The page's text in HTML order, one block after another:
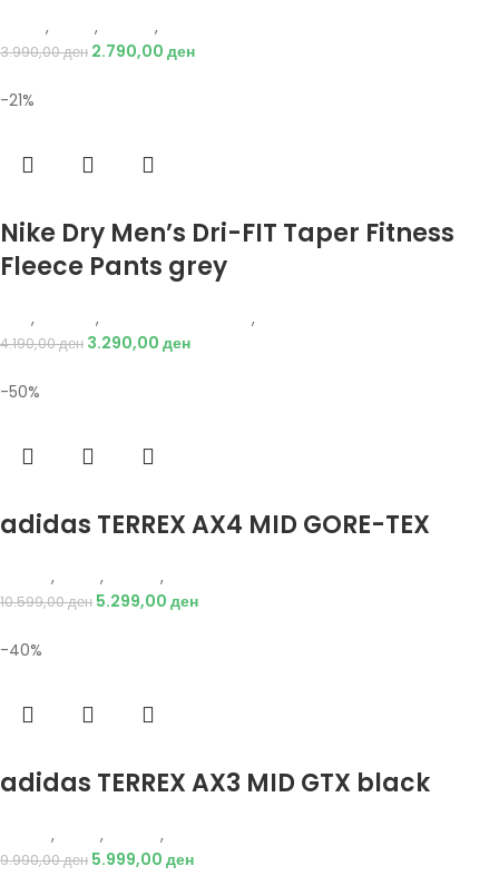
, , ,
3.990,00ден 2.790,00 ден
-21%
Nike Dry Men’s Dri-FIT Taper Fitness
Fleece Pants grey
, , ,
4.190,00ден 3.290,00 ден
-50%
adidas TERREX AX4 MID GORE-TEX
, , ,
10.599,00ден 5.299,00 ден
-40%
adidas TERREX AX3 MID GTX black
, , ,
9.990,00ден 5.999,00 ден